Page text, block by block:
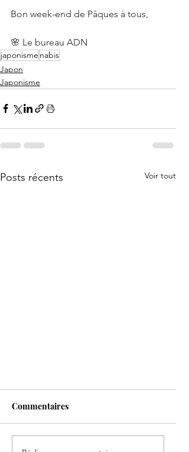
Bon week-end de Pâques à tous,
🌸 Le bureau ADN
japonisme nabis
Japon
Japonisme
Posts récents Voir tout
Commentaires